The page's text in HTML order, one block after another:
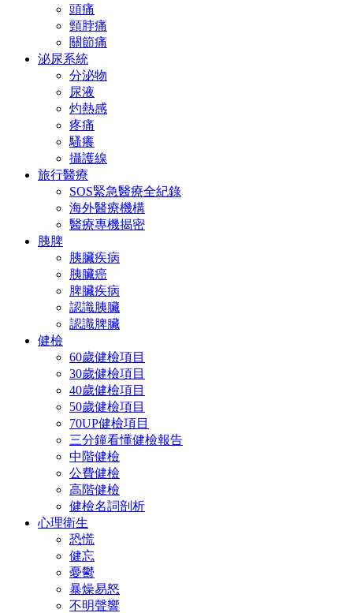
頭痛
頸脖痛
關節痛
泌尿系統
分泌物
尿液
灼熱感
疼痛
騷癢
攝護線
旅行醫療
SOS緊急醫療全紀錄
海外醫療機構
醫療專機揭密
胰脾
胰臟疾病
胰臟癌
脾臟疾病
認識胰臟
認識脾臟
健檢
60歲健檢項目
30歲健檢項目
40歲健檢項目
50歲健檢項目
70UP健檢項目
三分鐘看懂健檢報告
中階健檢
公費健檢
高階健檢
健檢名詞剖析
心理衛生
恐慌
健忘
憂鬱
暴燥易怒
不明聲響